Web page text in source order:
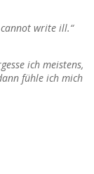
write ill.“
ich meistens,
fühle ich mich